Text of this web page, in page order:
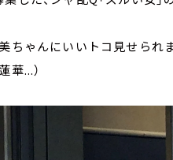
ちゃんにいいトコ見せられ
華...）